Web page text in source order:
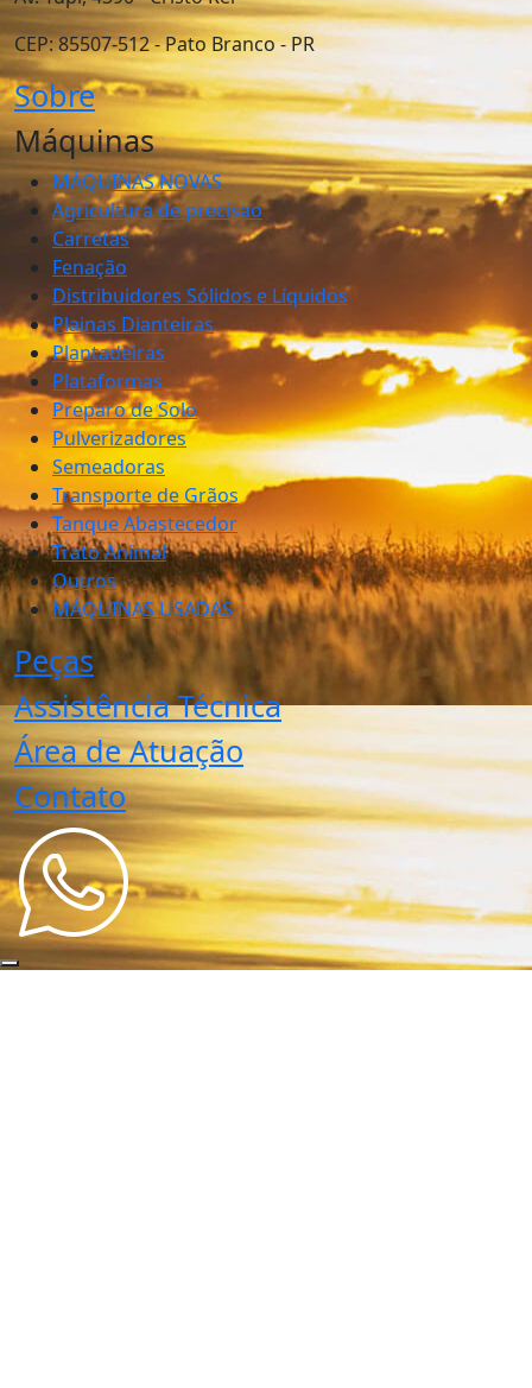
CEP: 85507-512 - Pato Branco - PR
Sobre
Máquinas
MÁQUINAS NOVAS
Agricultura de precisao
Carretas
Fenação
Distribuidores Sólidos e Líquidos
Plainas Dianteiras
Plantadeiras
Plataformas
Preparo de Solo
Pulverizadores
Semeadoras
Transporte de Grãos
Tanque Abastecedor
Trato Animal
Outros
MÁQUINAS USADAS
Peças
Assistência Técnica
Área de Atuação
Contato